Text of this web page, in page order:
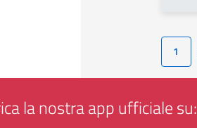
1
la nostra app ufficiale su: